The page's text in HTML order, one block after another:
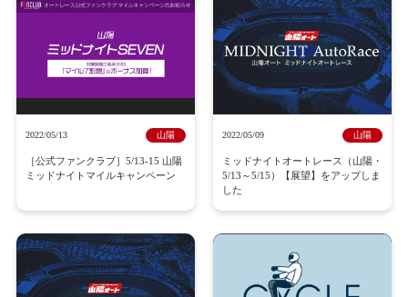
2022/05/13 山陽
［公式ファンクラブ］5/13-15 山陽
ミッドナイトマイルキャンペーン
2022/05/09 山陽
ミッドナイトオートレース（山陽・
5/13～5/15）【展望】をアップしま
した